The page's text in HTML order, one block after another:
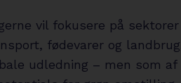
vil fokusere på
fødevarer og
udledning – men som